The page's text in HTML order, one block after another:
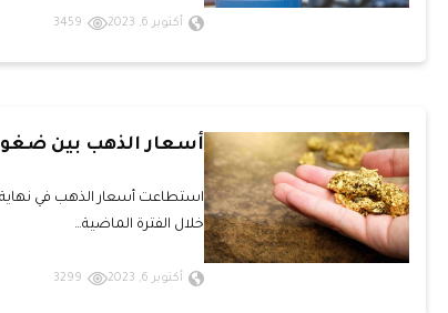
أكتوبر 6, 2023 3459
أسعار الذهب بين
استطاعت أسعار الذهب في
خلال الفترة الماضية…
أكتوبر 6, 2023 3299